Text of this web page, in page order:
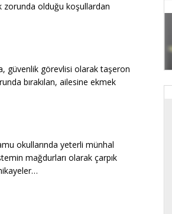
zorunda olduğu koşullardan
güvenlik görevlisi olarak taşeron
bırakılan, ailesine ekmek
okullarında yeterli münhal
mağdurları olarak çarpık